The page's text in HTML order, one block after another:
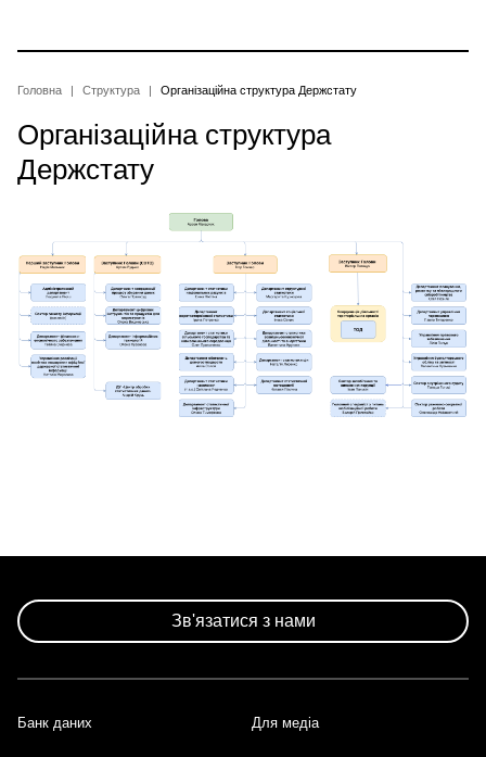
основного
Рядок
навіґації
Головна Структура Організаційна структура Держстату
Організаційна структура
Держстату
Зв'язатися з нами
Footer
Банк даних Для медіа